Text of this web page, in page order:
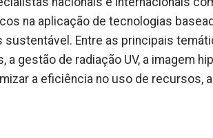
na aplicação de tecnologias
Entre as principais
gestão de radiação UV, a imagem
a eficiência no uso de recursos,